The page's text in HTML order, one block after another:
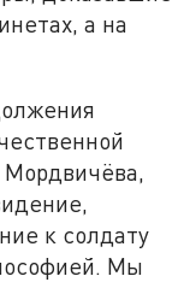
а на
к солдату
Мы